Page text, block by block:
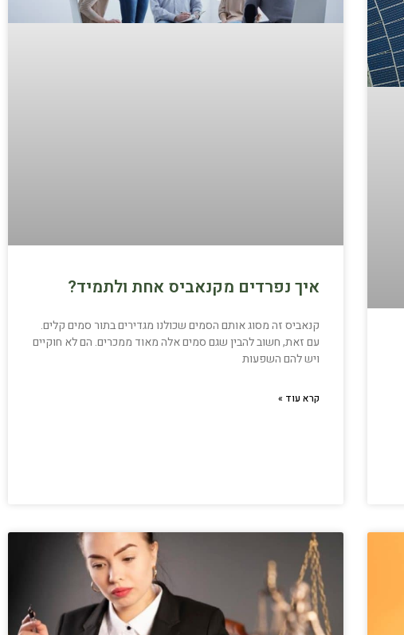
איך נפרדים מקנאביס אחת ולתמיד?
קנאביס זה מסוג אותם הסמים שכולנו מגדירים בתור סמים קלים.
עם זאת, חשוב להבין שגם סמים אלה מאוד ממכרים. הם לא חוקיים
ויש להם השפעות
קרא עוד »